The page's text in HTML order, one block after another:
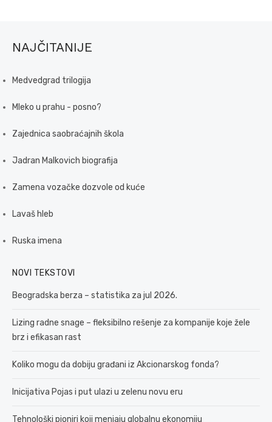
NAJČITANIJE
Medvedgrad trilogija
Mleko u prahu - posno?
Zajednica saobraćajnih škola
Jadran Malkovich biografija
Zamena vozačke dozvole od kuće
Lavaš hleb
Ruska imena
NOVI TEKSTOVI
Beogradska berza – statistika za jul 2026.
Lizing radne snage – fleksibilno rešenje za kompanije koje žele
brz i efikasan rast
Koliko mogu da dobiju građani iz Akcionarskog fonda?
Inicijativa Pojas i put ulazi u zelenu novu eru
Tehnološki pioniri koji menjaju globalnu ekonomiju